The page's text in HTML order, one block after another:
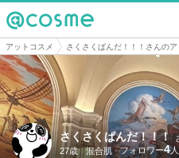
@cosme
アットコスメ さくさくぱんだ！！！さんのア
さくさくぱんだ！！！
27歳 混合肌 4